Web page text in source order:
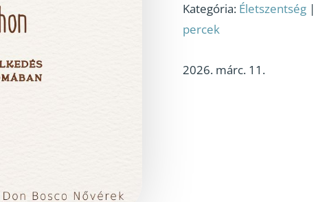
Kategória: Életszentség|
percek
2026. márc. 11.